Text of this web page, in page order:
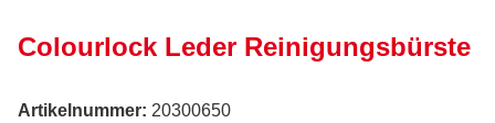
Colourlock Leder Reinigungsbürste
Artikelnummer: 20300650